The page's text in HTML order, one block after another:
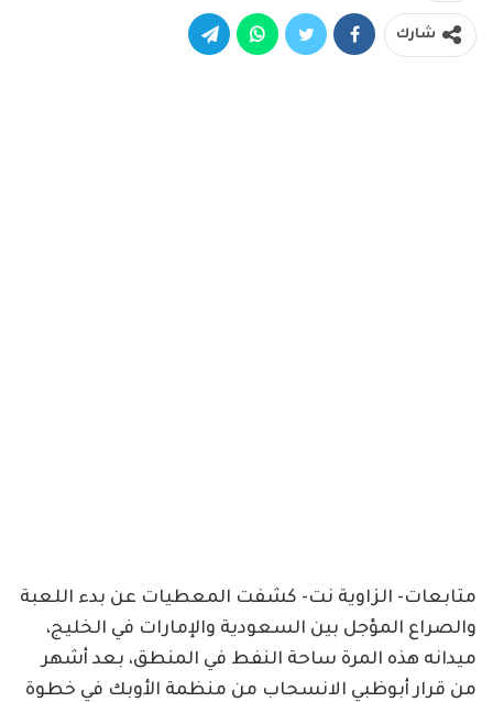
شارك
متابعات- الزاوية نت- كشفت المعطيات عن بدء اللعبة
والصراع المؤجل بين السعودية والإمارات في الخليج،
ميدانه هذه المرة ساحة النفط في المنطق، بعد أشهر
من قرار أبوظبي الانسحاب من منظمة الأوبك في خطوة